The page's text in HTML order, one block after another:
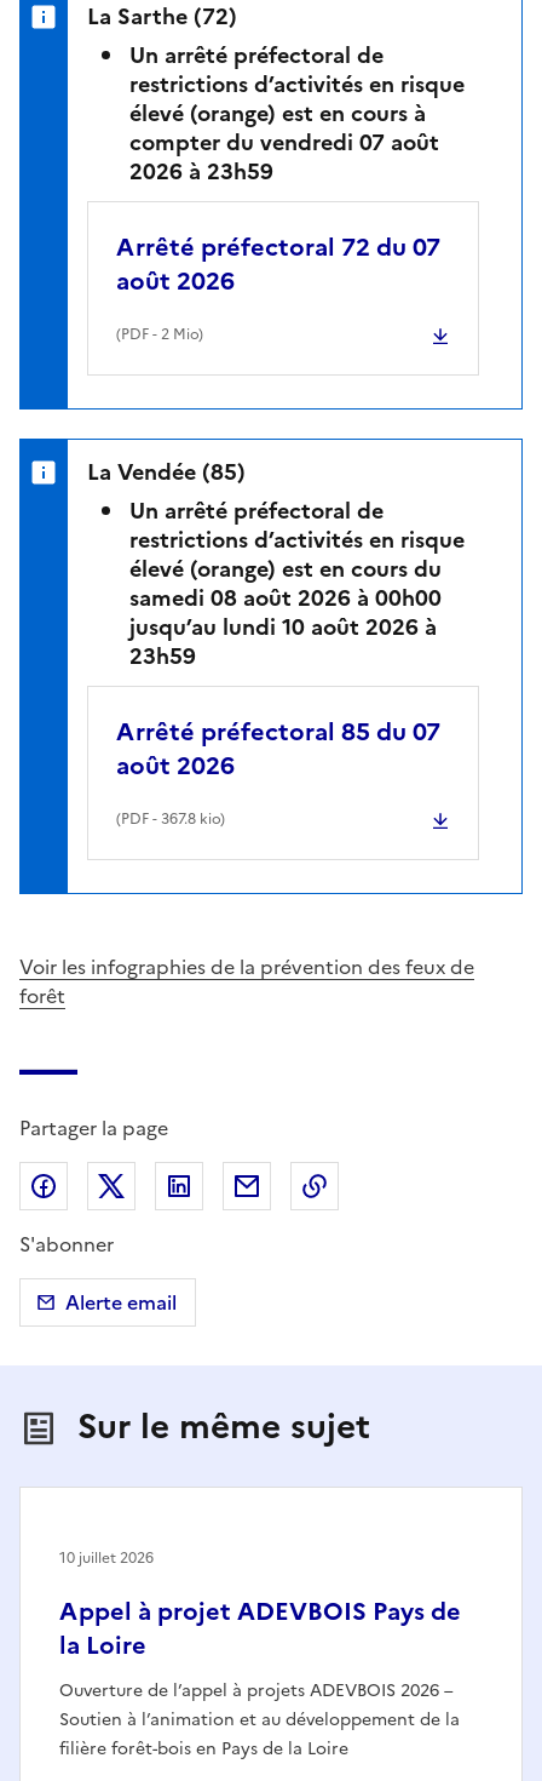
La Sarthe (72)
Un arrêté préfectoral de
restrictions d’activités en risque
élevé (orange) est en cours à
compter du vendredi 07 août
2026 à 23h59
Arrêté préfectoral 72 du 07
août 2026
(PDF- 2 Mio)
La Vendée (85)
Un arrêté préfectoral de
restrictions d’activités en risque
élevé (orange) est en cours du
samedi 08 août 2026 à 00h00
jusqu’au lundi 10 août 2026 à
23h59
Arrêté préfectoral 85 du 07
août 2026
(PDF- 367.8 kio)
Voir les infographies de la prévention des feux de
forêt
Partager la page
Partager sur Facebook
Partager sur X (anciennement Twitter)
Partager sur LinkedIn
Partager par email
S'abonner
Alerte email
Sur le même sujet
Appel à projet ADEVBOIS Pays de
la Loire
Ouverture de l’appel à projets ADEVBOIS 2026 –
Soutien à l’animation et au développement de la
filière forêt-bois en Pays de la Loire
10 juillet 2026